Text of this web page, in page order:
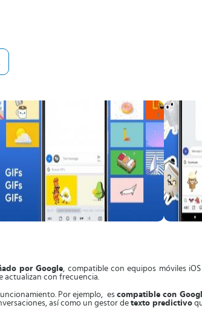
por Google, compatible con equipos móviles
actualizan con frecuencia.
Por ejemplo, escompatible con
así como un gestor de texto predictivo